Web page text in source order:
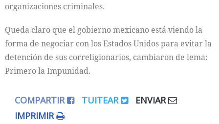
organizaciones criminales.
Queda claro que el gobierno mexicano está viendo la
forma de negociar con los Estados Unidos para evitar la
detención de sus correligionarios, cambiaron de lema:
Primero la Impunidad.
COMPARTIR TUITEAR
ENVIAR
IMPRIMIR